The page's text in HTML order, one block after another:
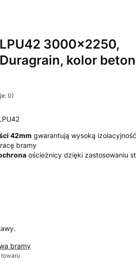
3000x2250,
kolor
0)
42mm gwarantują wysoką
bramy
ościeżnicy dzięki zastosowaniu
bramy